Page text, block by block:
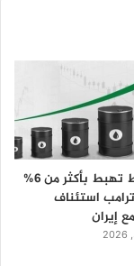
أسعار النفط تهبط بأكثر من 6%
استئناف
إيران